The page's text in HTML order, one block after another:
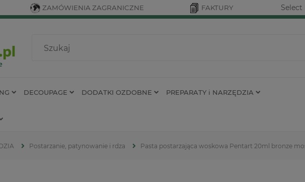
ZAMÓWIENIA ZAGRANICZNE FAKTURY Select
DECOUPAGE DODATKI OZDOBNE PREPARATY i NARZĘDZIA
Postarzanie, patynowanie i rdza Pasta postarzająca woskowa Pentart 20ml bronze